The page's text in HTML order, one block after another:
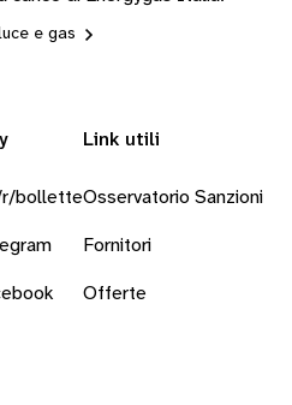
e gas
bollette
Link utili
Osservatorio Sanzioni
Fornitori
Offerte